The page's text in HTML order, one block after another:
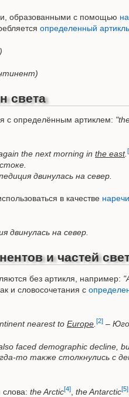
образованными с помощью
определенный артикль
света
с определённым артиклем:
the next morning in the east.
двинулась на север.
в качестве
двинулась на север.
и частей
без артикля, например:
и словосочетания с
nearest to Europe [2] –
faced demographic decline,
то также столкнулись с
the Arctic[4] the Antarctic[5]